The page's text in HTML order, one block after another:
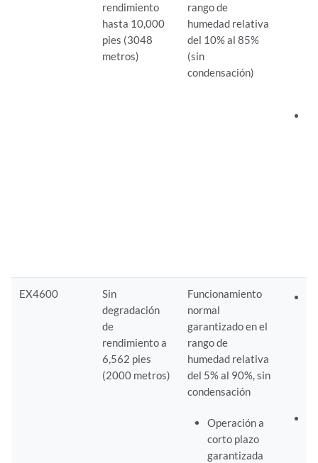
rendimiento
hasta 10,000
pies (3048
metros)
rango de
humedad relativa
del 10% al 85%
(sin
condensación)
EX4600
Sin
degradación
de
rendimiento a
6,562 pies
(2000 metros)
Funcionamiento
normal
garantizado en el
rango de
humedad relativa
del 5% al 90%, sin
condensación
Operación a
corto plazo
garantizada